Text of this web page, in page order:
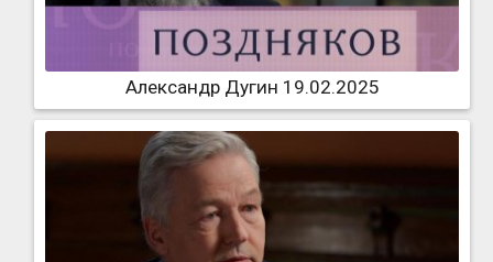
Александр Дугин 19.02.2025